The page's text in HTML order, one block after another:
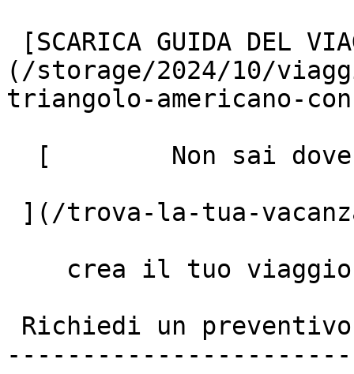
(/storage/2024/10/
triangolo-americano-